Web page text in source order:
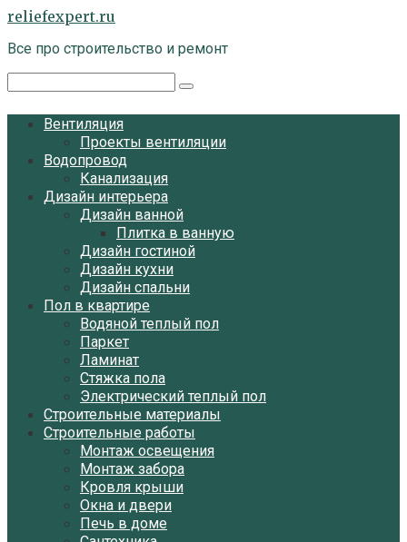
Перейти
контенту
reliefexpert.ru
Все про строительство и ремонт
Вентиляция
Проекты вентиляции
Водопровод
Канализация
Дизайн интерьера
Дизайн ванной
Плитка в ванную
Дизайн гостиной
Дизайн кухни
Дизайн спальни
Пол в квартире
Водяной теплый пол
Паркет
Ламинат
Стяжка пола
Электрический теплый пол
Строительные материалы
Строительные работы
Монтаж освещения
Монтаж забора
Кровля крыши
Окна и двери
Печь в доме